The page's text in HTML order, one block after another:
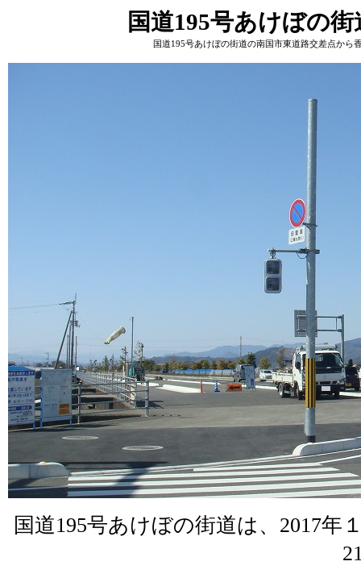
国道195号あけぼの街
国道195号あけぼの街道の南国市東道路交差点から
国道195号あけぼの街道は、 2017年